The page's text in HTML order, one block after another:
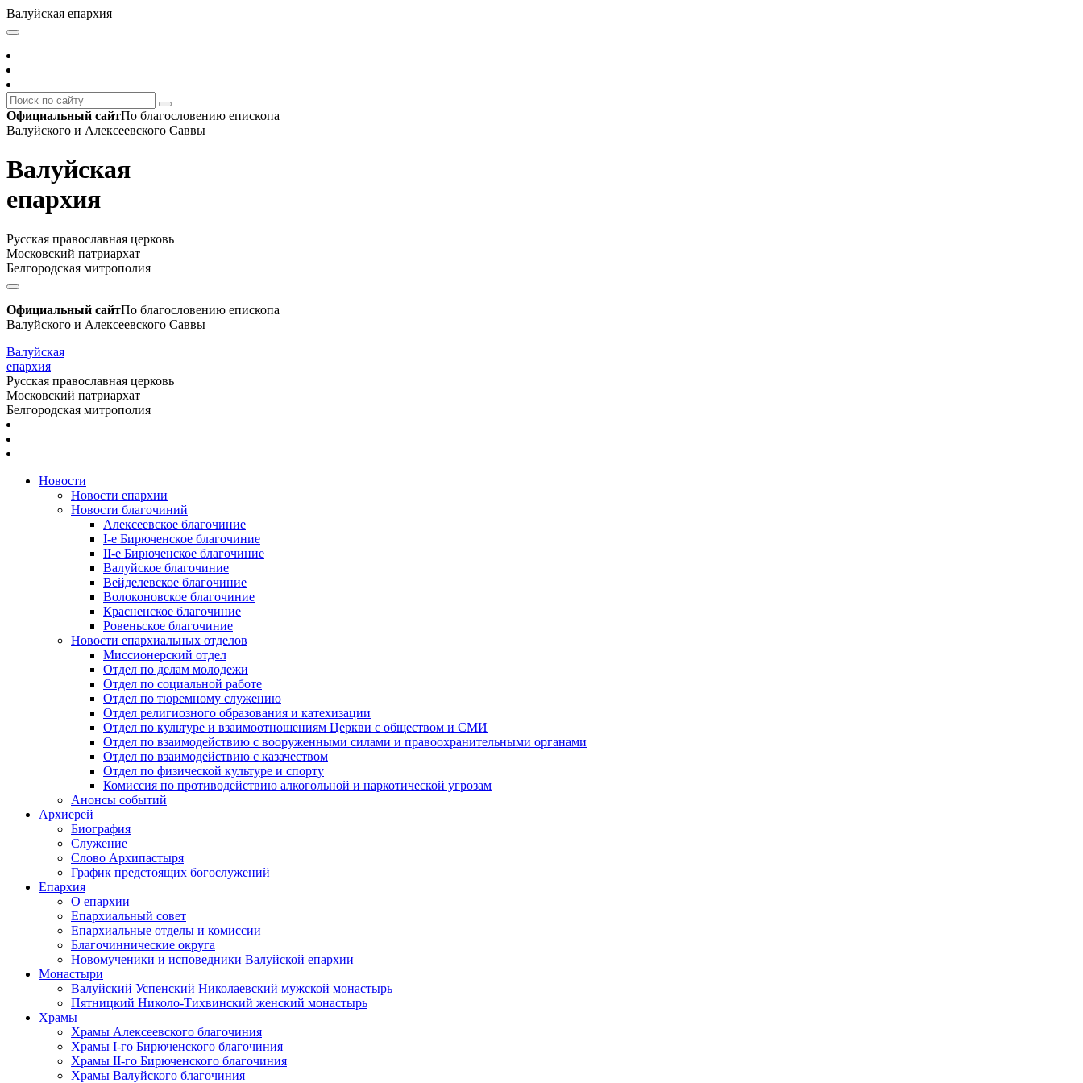
Валуйская епархия
Официальный сайтПо благословению епископа
Валуйского и Алексеевского Саввы
Валуйская
епархия
Русская православная церковь
Московский патриархат
Белгородская митрополия
Официальный сайтПо благословению епископа
Валуйского и Алексеевского Саввы
Валуйская
епархия
Русская православная церковь
Московский патриархат
Белгородская митрополия
Новости
Новости епархии
Новости благочиний
Алексеевское благочиние
I-е Бирюченское благочиние
II-е Бирюченское благочиние
Валуйское благочиние
Вейделевское благочиние
Волоконовское благочиние
Красненское благочиние
Ровеньское благочиние
Новости епархиальных отделов
Миссионерский отдел
Отдел по делам молодежи
Отдел по социальной работе
Отдел по тюремному служению
Отдел религиозного образования и катехизации
Отдел по культуре и взаимоотношениям Церкви с обществом и СМИ
Отдел по взаимодействию с вооруженными силами и правоохранительными органами
Отдел по взаимодействию с казачеством
Отдел по физической культуре и спорту
Комиссия по противодействию алкогольной и наркотической угрозам
Анонсы событий
Архиерей
Биография
Служение
Слово Архипастыря
График предстоящих богослужений
Епархия
О епархии
Епархиальный совет
Епархиальные отделы и комиссии
Благочиннические округа
Новомученики и исповедники Валуйской епархии
Монастыри
Валуйский Успенский Николаевский мужской монастырь
Пятницкий Николо-Тихвинский женский монастырь
Храмы
Храмы Алексеевского благочиния
Храмы I-го Бирюченского благочиния
Храмы II-го Бирюченского благочиния
Храмы Валуйского благочиния